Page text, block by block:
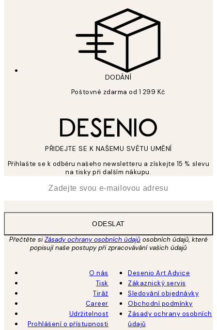
DODÁNÍ
Poštovné zdarma od 1 299 Kč
PŘIDEJTE SE K NAŠEMU SVĚTU UMĚNÍ
Přihlašte se k odběru našeho newsletteru a získejte 15 % slevu
na tisky při dalším nákupu.
ODESLAT
Přečtěte siZásady ochrany osobních údajů osobních údajů, které
popisují naše postupy při zpracovávání vašich údajů
O nás
Tisk
Tiráž
Career
Udržitelnost
Prohlášení o přístupnosti
Desenio Art Advice
Zákaznický servis
Sledování objednávky
Obchodní podmínky
Zásady ochrany osobních
údajů